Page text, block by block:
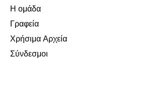
Η ομάδα
Γραφεία
Χρήσιμα Αρχεία
Σύνδεσμοι